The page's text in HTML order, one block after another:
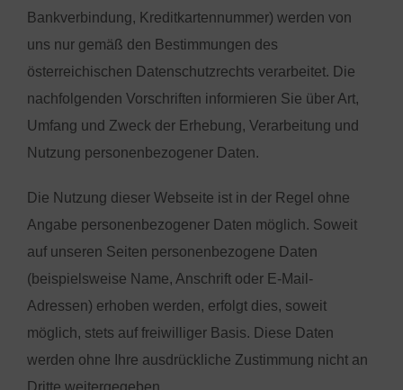
Bankverbindung, Kreditkartennummer) werden von
uns nur gemäß den Bestimmungen des
österreichischen Datenschutzrechts verarbeitet. Die
nachfolgenden Vorschriften informieren Sie über Art,
Umfang und Zweck der Erhebung, Verarbeitung und
Nutzung personenbezogener Daten.
Die Nutzung dieser Webseite ist in der Regel ohne
Angabe personenbezogener Daten möglich. Soweit
auf unseren Seiten personenbezogene Daten
(beispielsweise Name, Anschrift oder E-Mail-
Adressen) erhoben werden, erfolgt dies, soweit
möglich, stets auf freiwilliger Basis. Diese Daten
werden ohne Ihre ausdrückliche Zustimmung nicht an